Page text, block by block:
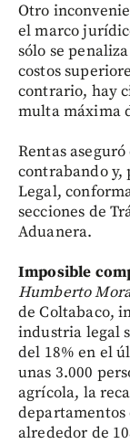
Otro
el marco
sólo se
costos
contrario, hay
multa máxima
Rentas
contrabando y,
Legal,
secciones de
Aduanera.
Imposible
Humberto
de Coltabaco,
industria legal
del 18% en el
unas 3.000
agrícola, la
alrededor de